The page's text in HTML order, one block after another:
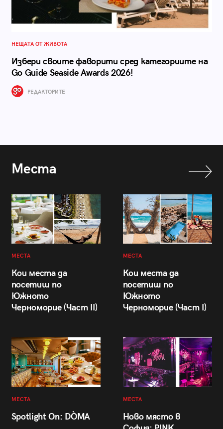
НЕЩАТА ОТ ЖИВОТА
Избери своите фаворити сред категориите на
Go Guide Seaside Awards 2026!
РЕДАКТОРИТЕ
Места
МЕСТА
Кои места да
посетиш по
Южното
Черноморие (Част II)
МЕСТА
Кои места да
посетиш по
Южното
Черноморие (Част I)
МЕСТА
Spotlight On: DÒMA
МЕСТА
Ново място в